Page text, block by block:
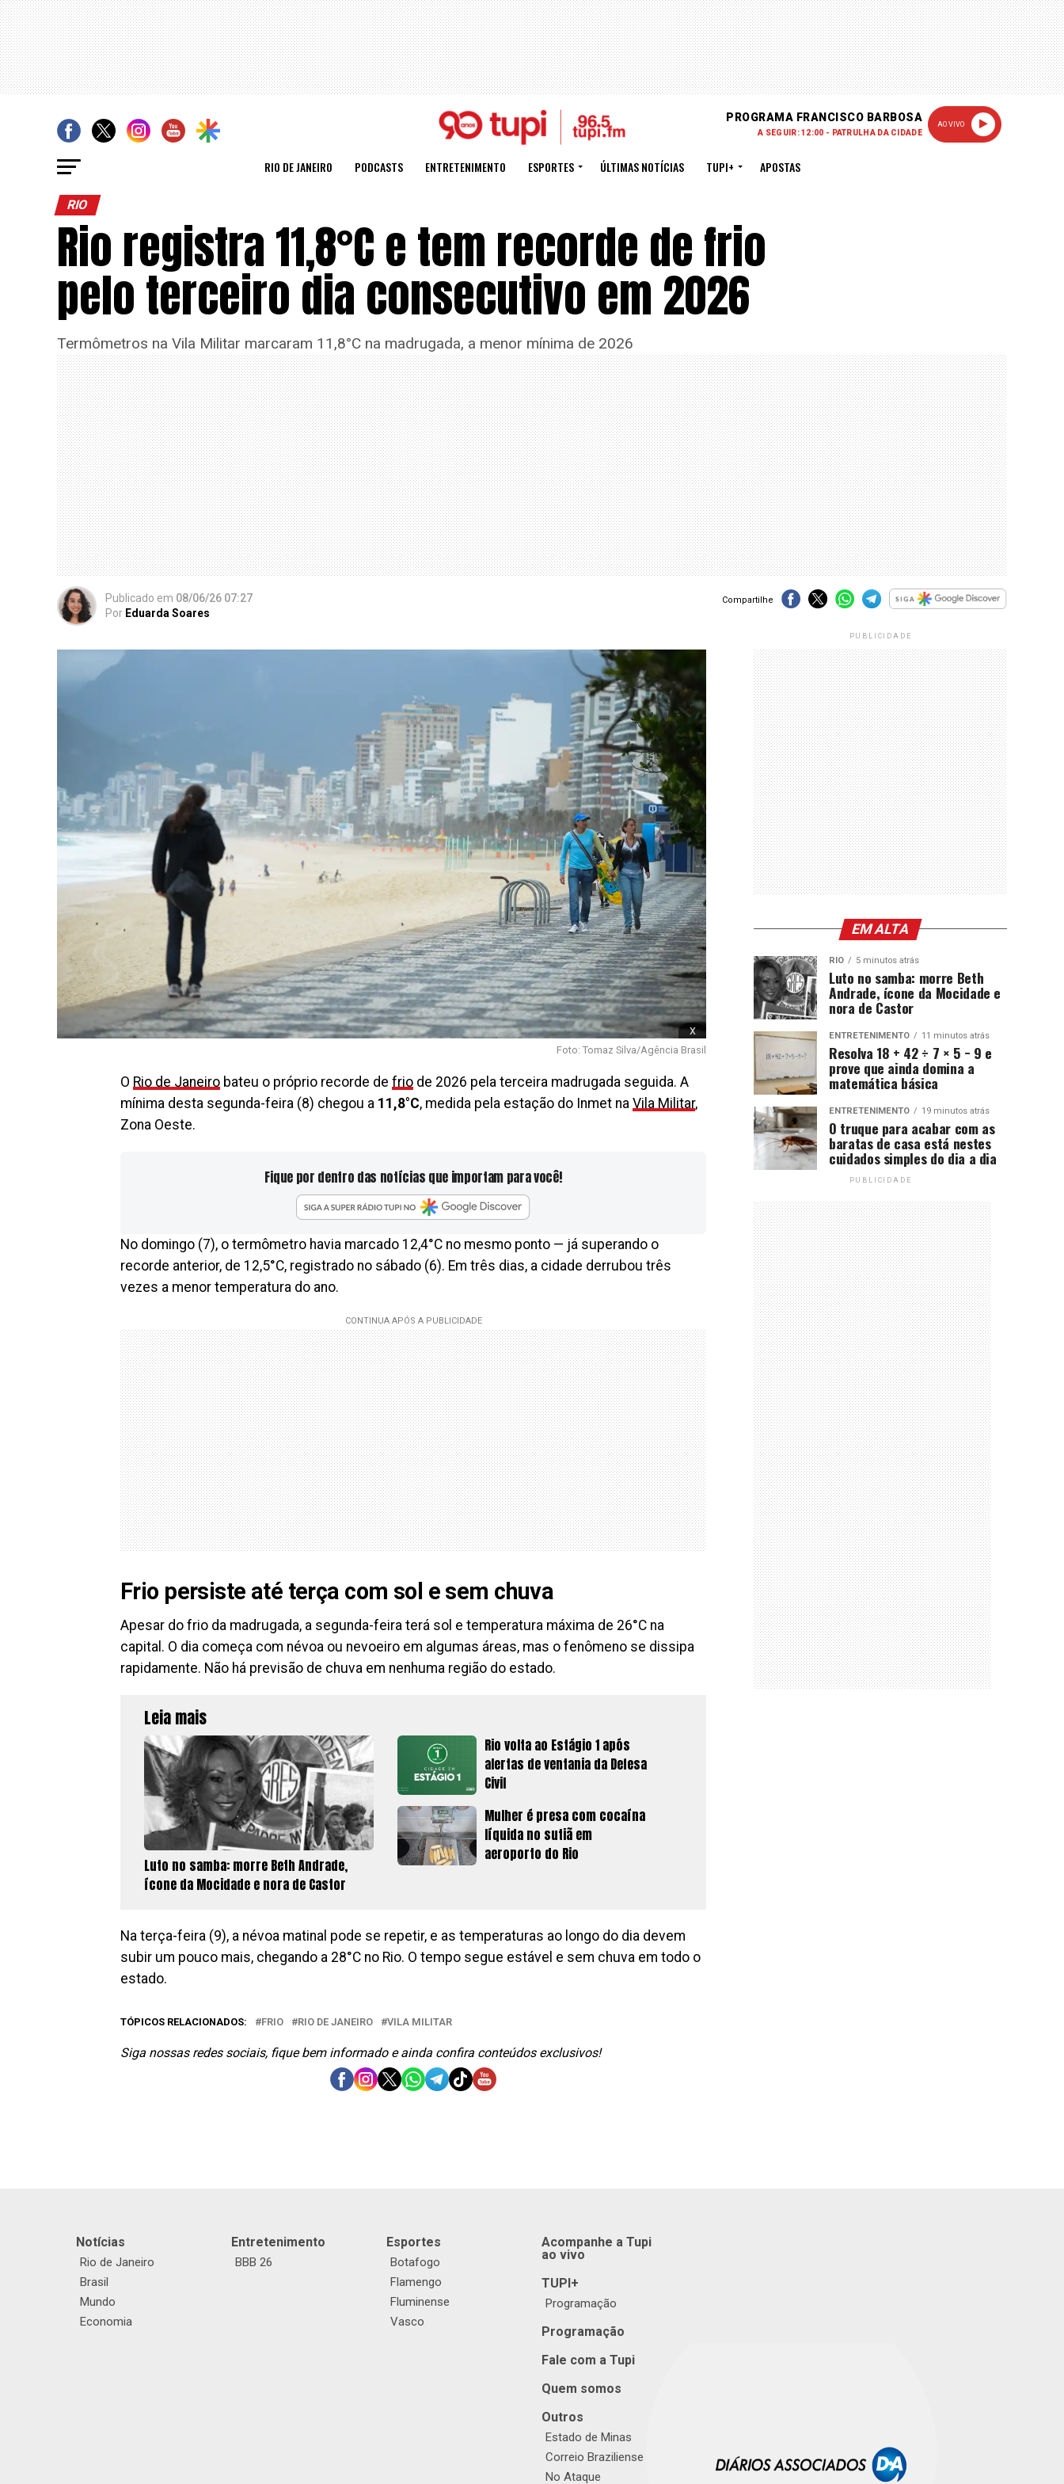
PROGRAMA FRANCISCO BARBOSA
A SEGUIR: 12:00 - PATRULHA DA CIDADE
AO VIVO
RIO DE JANEIRO PODCASTS ENTRETENIMENTO ESPORTES ÚLTIMAS NOTÍCIAS TUPI+ APOSTAS
RIO
Rio registra 11,8°C e tem recorde de frio
pelo terceiro dia consecutivo em 2026
Termômetros na Vila Militar marcaram 11,8°C na madrugada, a menor mínima de 2026
Publicado em 08/06/26 07:27
Por Eduarda Soares
Compartilhe
x
Foto: Tomaz Silva/Agência Brasil
O Rio de Janeiro bateu o próprio recorde de frio de 2026 pela terceira madrugada seguida. A
mínima desta segunda-feira (8) chegou a 11,8°C, medida pela estação do Inmet na Vila Militar,
Zona Oeste.
Fique por dentro das notícias que importam para você!
No domingo (7), o termômetro havia marcado 12,4°C no mesmo ponto — já superando o
recorde anterior, de 12,5°C, registrado no sábado (6). Em três dias, a cidade derrubou três
vezes a menor temperatura do ano.
Frio persiste até terça com sol e sem chuva
Apesar do frio da madrugada, a segunda-feira terá sol e temperatura máxima de 26°C na
capital. O dia começa com névoa ou nevoeiro em algumas áreas, mas o fenômeno se dissipa
rapidamente. Não há previsão de chuva em nenhuma região do estado.
Leia mais
Luto no samba: morre Beth Andrade,
ícone da Mocidade e nora de Castor
Rio volta ao Estágio 1 após
alertas de ventania da Defesa
Civil
Mulher é presa com cocaína
líquida no sutiã em
aeroporto do Rio
Na terça-feira (9), a névoa matinal pode se repetir, e as temperaturas ao longo do dia devem
subir um pouco mais, chegando a 28°C no Rio. O tempo segue estável e sem chuva em todo o
estado.
TÓPICOS RELACIONADOS: FRIO RIO DE JANEIRO VILA MILITAR
Siga nossas redes sociais, fique bem informado e ainda confira conteúdos exclusivos!
PUBLICIDADE
EM ALTA
RIO 5 minutos atrás
Luto no samba: morre Beth
Andrade, ícone da Mocidade e
nora de Castor
ENTRETENIMENTO 11 minutos atrás
Resolva 18 + 42 ÷ 7 × 5 − 9 e
prove que ainda domina a
matemática básica
ENTRETENIMENTO 19 minutos atrás
O truque para acabar com as
baratas de casa está nestes
cuidados simples do dia a dia
PUBLICIDADE
Notícias
Rio de Janeiro
Brasil
Mundo
Economia
Entretenimento
BBB 26
Esportes
Botafogo
Flamengo
Fluminense
Vasco
Acompanhe a Tupi
ao vivo
TUPI+
Programação
Programação
Fale com a Tupi
Quem somos
Outros
Estado de Minas
Correio Braziliense
No Ataque